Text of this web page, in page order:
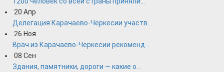
20 Апр
Делегация Карачаево-Черкесии участв...
26 Ноя
Врач из Карачаево-Черкесии рекоменд...
08 Сен
Здания, памятники, дороги — какие о...